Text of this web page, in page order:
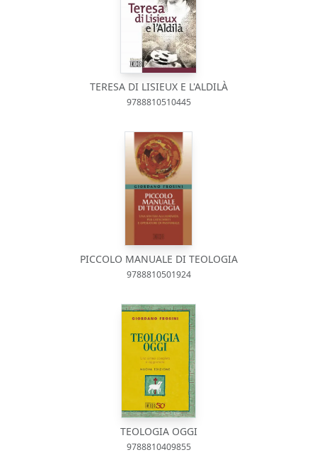
TERESA DI LISIEUX E L'ALDILÀ
9788810510445
PICCOLO MANUALE DI TEOLOGIA
9788810501924
TEOLOGIA OGGI
9788810409855